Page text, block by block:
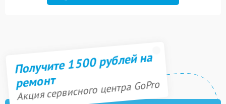
Прошивка (Обновление
ПО)
Получите 1500 рублей на
ремонт
Акция сервисного центра GoPro